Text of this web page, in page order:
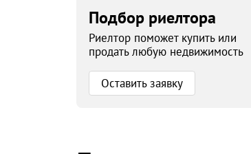
Подбор риелтора
Риелтор поможет купить или
продать любую недвижимость
Оставить заявку